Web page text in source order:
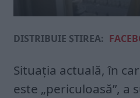
DISTRIBUIE ȘTIREA:
Situaţia actuală, în
este „periculoasă”, a